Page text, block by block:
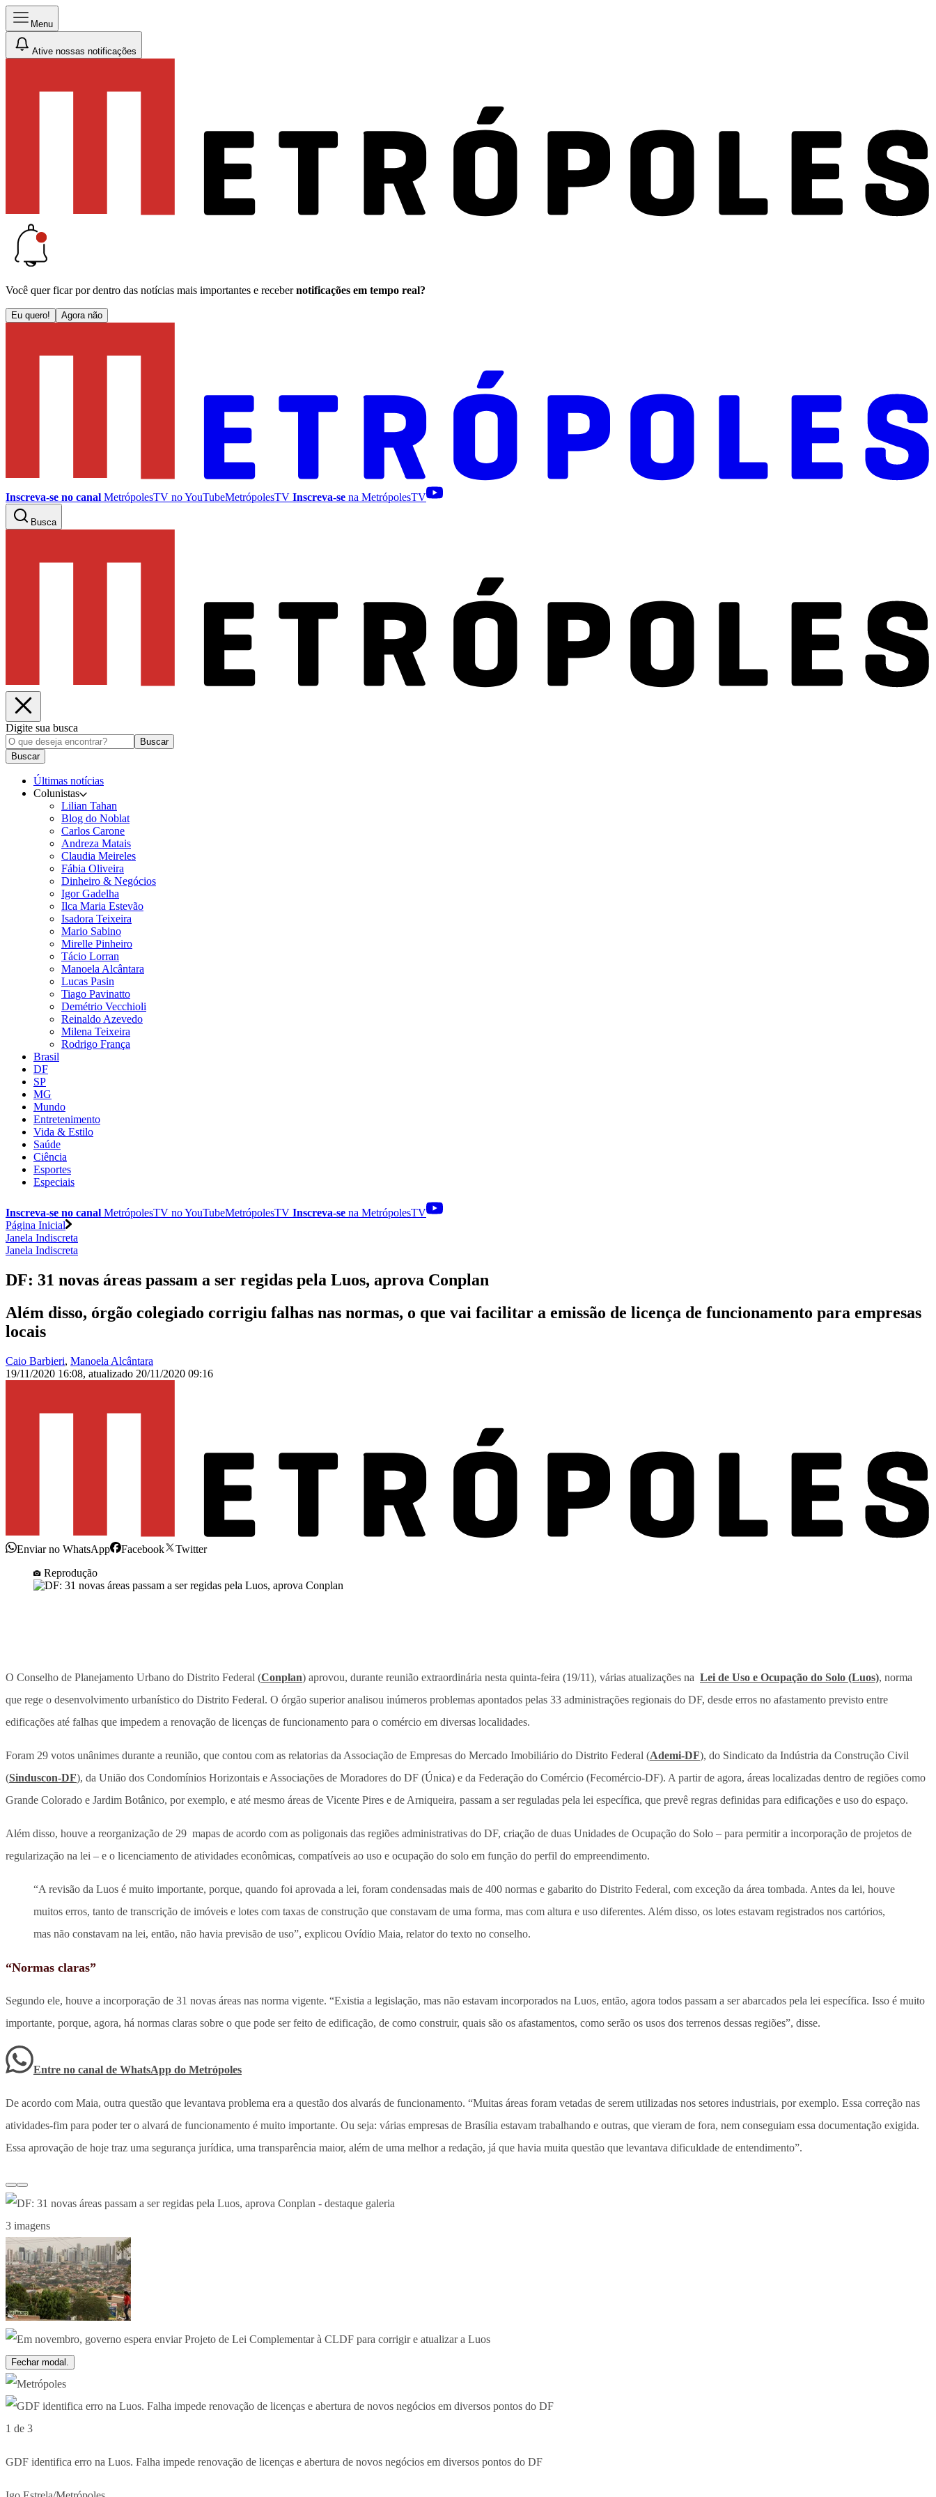
Menu
Ative nossas notificações
Você quer ficar por dentro das notícias mais importantes e receber notificações em tempo real?
Eu quero! Agora não
Inscreva-se no canal MetrópolesTV noYouTubeMetrópolesTV Inscreva-se na MetrópolesTV
Busca
Digite sua busca
Buscar
Buscar
Últimas notícias
Colunistas
Lilian Tahan
Blog do Noblat
Carlos Carone
Andreza Matais
Claudia Meireles
Fábia Oliveira
Dinheiro & Negócios
Igor Gadelha
Ilca Maria Estevão
Isadora Teixeira
Mario Sabino
Mirelle Pinheiro
Tácio Lorran
Manoela Alcântara
Lucas Pasin
Tiago Pavinatto
Demétrio Vecchioli
Reinaldo Azevedo
Milena Teixeira
Rodrigo França
Brasil
DF
SP
MG
Mundo
Entretenimento
Vida & Estilo
Saúde
Ciência
Esportes
Especiais
Inscreva-se no canal MetrópolesTV noYouTubeMetrópolesTV Inscreva-se na MetrópolesTV
Página Inicial
Janela Indiscreta
Janela Indiscreta
DF: 31 novas áreas passam a ser regidas pela Luos, aprova Conplan
Além disso, órgão colegiado corrigiu falhas nas normas, o que vai facilitar a emissão de licença de funcionamento para empresas
locais
Caio Barbieri, Manoela Alcântara
19/11/2020 16:08, atualizado 20/11/2020 09:16
Enviar no WhatsApp Facebook
Twitter
Reprodução
O Conselho de Planejamento Urbano do Distrito Federal (Conplan) aprovou, durante reunião extraordinária nesta quinta-feira (19/11), várias atualizações na Lei de Uso e Ocupação do Solo (Luos), norma
que rege o desenvolvimento urbanístico do Distrito Federal. O órgão superior analisou inúmeros problemas apontados pelas 33 administrações regionais do DF, desde erros no afastamento previsto entre
edificações até falhas que impedem a renovação de licenças de funcionamento para o comércio em diversas localidades.
Foram 29 votos unânimes durante a reunião, que contou com as relatorias da Associação de Empresas do Mercado Imobiliário do Distrito Federal (Ademi-DF), do Sindicato da Indústria da Construção Civil
(Sinduscon-DF), da União dos Condomínios Horizontais e Associações de Moradores do DF (Única) e da Federação do Comércio (Fecomércio-DF). A partir de agora, áreas localizadas dentro de regiões como
Grande Colorado e Jardim Botânico, por exemplo, e até mesmo áreas de Vicente Pires e de Arniqueira, passam a ser reguladas pela lei específica, que prevê regras definidas para edificações e uso do espaço.
Além disso, houve a reorganização de 29 mapas de acordo com as poligonais das regiões administrativas do DF, criação de duas Unidades de Ocupação do Solo – para permitir a incorporação de projetos de
regularização na lei – e o licenciamento de atividades econômicas, compatíveis ao uso e ocupação do solo em função do perfil do empreendimento.
“A revisão da Luos é muito importante, porque, quando foi aprovada a lei, foram condensadas mais de 400 normas e gabarito do Distrito Federal, com exceção da área tombada. Antes da lei, houve
muitos erros, tanto de transcrição de imóveis e lotes com taxas de construção que constavam de uma forma, mas com altura e uso diferentes. Além disso, os lotes estavam registrados nos cartórios,
mas não constavam na lei, então, não havia previsão de uso”, explicou Ovídio Maia, relator do texto no conselho.
“Normas claras”
Segundo ele, houve a incorporação de 31 novas áreas nas norma vigente. “Existia a legislação, mas não estavam incorporados na Luos, então, agora todos passam a ser abarcados pela lei específica. Isso é muito
importante, porque, agora, há normas claras sobre o que pode ser feito de edificação, de como construir, quais são os afastamentos, como serão os usos dos terrenos dessas regiões”, disse.
Entre no canal de WhatsApp do Metrópoles
De acordo com Maia, outra questão que levantava problema era a questão dos alvarás de funcionamento. “Muitas áreas foram vetadas de serem utilizadas nos setores industriais, por exemplo. Essa correção nas
atividades-fim para poder ter o alvará de funcionamento é muito importante. Ou seja: várias empresas de Brasília estavam trabalhando e outras, que vieram de fora, nem conseguiam essa documentação exigida.
Essa aprovação de hoje traz uma segurança jurídica, uma transparência maior, além de uma melhor a redação, já que havia muita questão que levantava dificuldade de entendimento”.
3 imagens
Fechar modal.
1 de 3
GDF identifica erro na Luos. Falha impede renovação de licenças e abertura de novos negócios em diversos pontos do DF